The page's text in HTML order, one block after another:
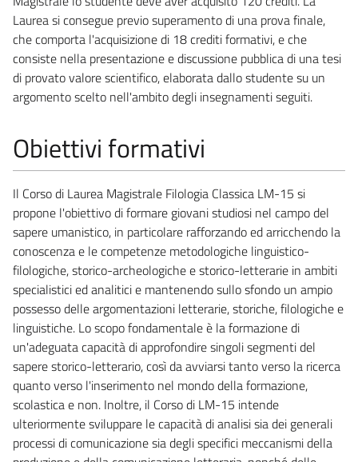
Laurea si consegue previo superamento di una prova finale,
che comporta l'acquisizione di 18 crediti formativi, e che
consiste nella presentazione e discussione pubblica di una tesi
di provato valore scientifico, elaborata dallo studente su un
argomento scelto nell'ambito degli insegnamenti seguiti.
Obiettivi formativi
Il Corso di Laurea Magistrale Filologia Classica LM-15 si
propone l'obiettivo di formare giovani studiosi nel campo del
sapere umanistico, in particolare rafforzando ed arricchendo la
conoscenza e le competenze metodologiche linguistico-
filologiche, storico-archeologiche e storico-letterarie in ambiti
specialistici ed analitici e mantenendo sullo sfondo un ampio
possesso delle argomentazioni letterarie, storiche, filologiche e
linguistiche. Lo scopo fondamentale è la formazione di
un'adeguata capacità di approfondire singoli segmenti del
sapere storico-letterario, così da avviarsi tanto verso la ricerca
quanto verso l'inserimento nel mondo della formazione,
scolastica e non. Inoltre, il Corso di LM-15 intende
ulteriormente sviluppare le capacità di analisi sia dei generali
processi di comunicazione sia degli specifici meccanismi della